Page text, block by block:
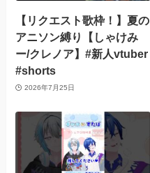
【リクエスト歌枠！】夏の
アニソン縛り【しゃけみ
ー/クレノア】#新人vtuber
#shorts
2026年7月25日